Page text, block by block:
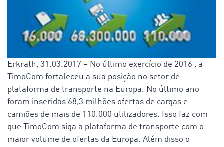
Erkrath, 31.03.2017 – No último exercício de 2016 , a
TimoCom fortaleceu a sua posição no setor de
plataforma de transporte na Europa. No último ano
foram inseridas 68,3 milhões ofertas de cargas e
camiões de mais de 110.000 utilizadores. Isso faz com
que TimoCom siga a plataforma de transporte com o
maior volume de ofertas da Europa. Além disso o